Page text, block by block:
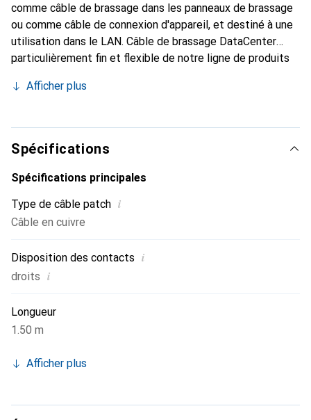
comme câble de brassage dans les panneaux de brassage
ou comme câble de connexion d'appareil, et destiné à une
utilisation dans le LAN. Câble de brassage DataCenter
particulièrement fin et flexible de notre ligne de produits
dans des espaces restreints, tels que les centres de
Afficher plus
Spécifications
Spécifications principales
Type de câble patch i
Câble en cuivre
Disposition des contacts i
droits i
Longueur
1.50 m
Afficher plus